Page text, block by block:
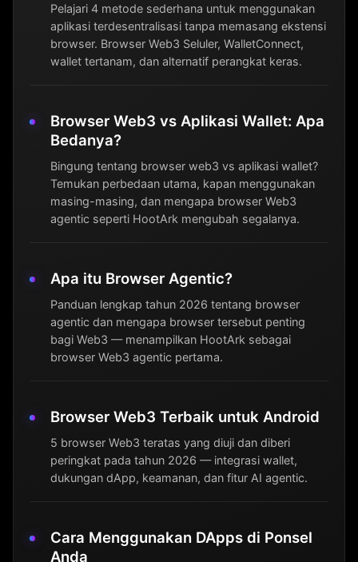
Pelajari 4 metode sederhana untuk menggunakan
aplikasi terdesentralisasi tanpa memasang ekstensi
browser. Browser Web3 Seluler, WalletConnect,
wallet tertanam, dan alternatif perangkat keras.
Browser Web3 vs Aplikasi Wallet: Apa
Bedanya?
Bingung tentang browser web3 vs aplikasi wallet?
Temukan perbedaan utama, kapan menggunakan
masing-masing, dan mengapa browser Web3
agentic seperti HootArk mengubah segalanya.
Apa itu Browser Agentic?
Panduan lengkap tahun 2026 tentang browser
agentic dan mengapa browser tersebut penting
bagi Web3 — menampilkan HootArk sebagai
browser Web3 agentic pertama.
Browser Web3 Terbaik untuk Android
5 browser Web3 teratas yang diuji dan diberi
peringkat pada tahun 2026 — integrasi wallet,
dukungan dApp, keamanan, dan fitur AI agentic.
Cara Menggunakan DApps di Ponsel
Anda